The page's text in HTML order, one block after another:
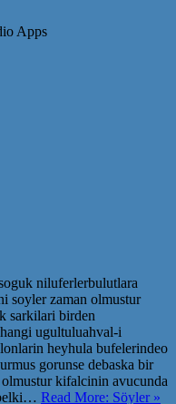
Apps
niluferlerbulutlara
soyler zaman olmustur
sarkilari birden
ugultuluahval-i
heyhula bufelerindeo
gorunse debaska bir
kifalcinin avucunda
Read More: Söyler »